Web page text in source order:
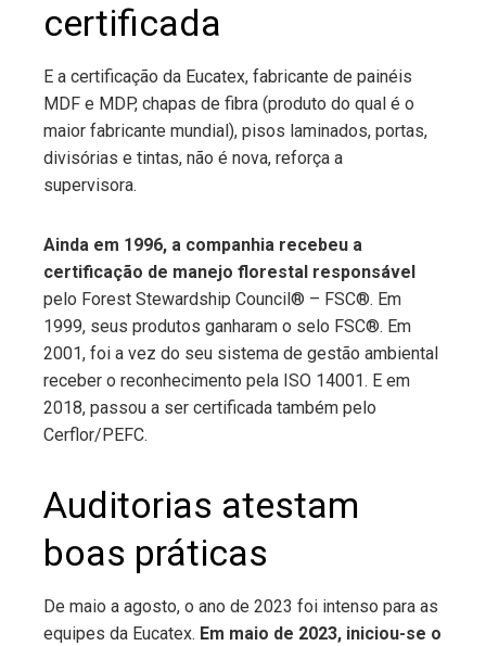
certificada
E a certificação da Eucatex, fabricante de painéis
MDF e MDP, chapas de fibra (produto do qual é o
maior fabricante mundial), pisos laminados, portas,
divisórias e tintas, não é nova, reforça a
supervisora.
Ainda em 1996, a companhia recebeu a
certificação de manejo florestal responsável
pelo Forest Stewardship Council® – FSC®. Em
1999, seus produtos ganharam o selo FSC®. Em
2001, foi a vez do seu sistema de gestão ambiental
receber o reconhecimento pela ISO 14001. E em
2018, passou a ser certificada também pelo
Cerflor/PEFC.
Auditorias atestam
boas práticas
De maio a agosto, o ano de 2023 foi intenso para as
equipes da Eucatex. Em maio de 2023, iniciou-se o